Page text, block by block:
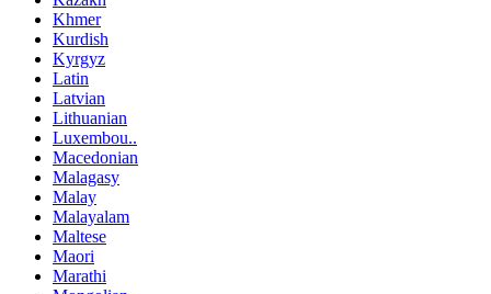
Khmer
Kurdish
Kyrgyz
Latin
Latvian
Lithuanian
Luxembou..
Macedonian
Malagasy
Malay
Malayalam
Maltese
Maori
Marathi